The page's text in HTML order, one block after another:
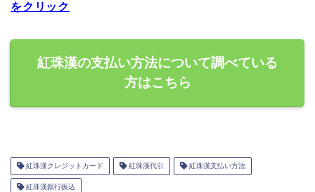
をクリック
紅珠漢の支払い方法について調べている
方はこちら
紅珠漢クレジットカード 紅珠漢代引 紅珠漢支払い方法
紅珠漢銀行振込